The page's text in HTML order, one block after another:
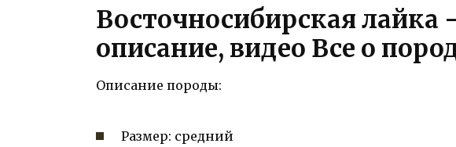
Восточносибирская лайка
описание, видео Все о
Описание породы:
Размер: средний